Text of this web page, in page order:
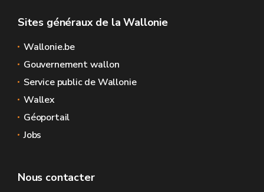
Sites généraux de la Wallonie
Wallonie.be
Gouvernement wallon
Service public de Wallonie
Wallex
Géoportail
Jobs
Nous contacter